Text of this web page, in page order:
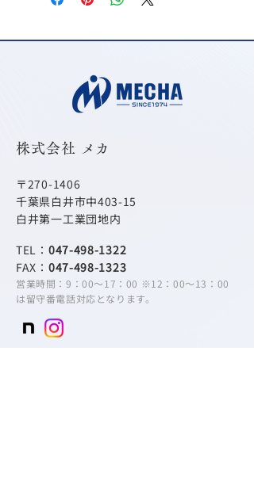
株式会社 メカ
〒270-1406
千葉県白井市中403-15
白井第一工業団地内
TEL： 047-498-1322
FAX： 047-498-1323
営業時間：9：00～17：00 ※12：00～13：00
は留守番電話対応となります。